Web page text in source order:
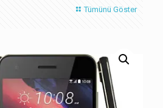
Tümünü Göster